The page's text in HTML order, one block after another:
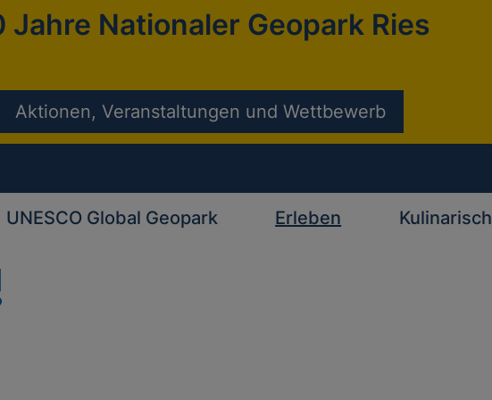
Jahre Nationaler Geopark Ries
Aktionen, Veranstaltungen und Wettbewerb
UNESCO Global Geopark Erleben Kulinarisch